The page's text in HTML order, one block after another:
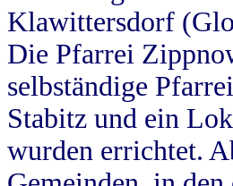
Klawittersdorf
Die Pfarrei
selbständige
Stabitz und ein
wurden errichtet.